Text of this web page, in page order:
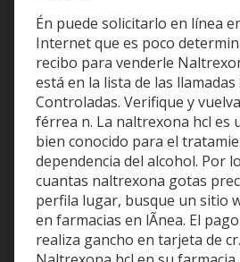
Én puede solicitarlo en línea
Internet que es poco
recibo para venderle
está en la lista de las llamadas
Controladas. Verifique y
férrea n. La naltrexona hcl es
bien conocido para el
dependencia del alcohol. Por
cuantas naltrexona gotas
perfila lugar, busque un sitio
en farmacias en lÃnea. El
realiza gancho en tarjeta de